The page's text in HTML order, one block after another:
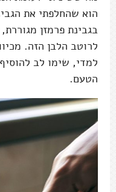
הוא שהחלפתי את
בגבינת פרמזן
לרוטב הלבן הזה.
למדי, שימו לב
הטעם.